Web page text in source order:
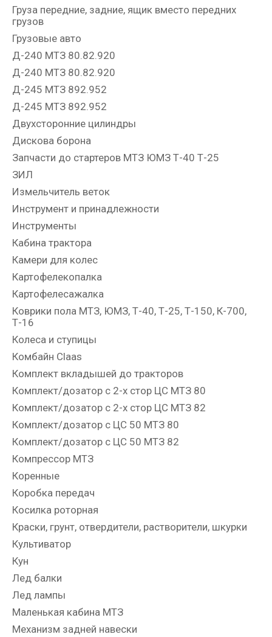
Груза передние, задние, ящик вместо передних
грузов
Грузовые авто
Д-240 МТЗ 80.82.920
Д-240 МТЗ 80.82.920
Д-245 МТЗ 892.952
Д-245 МТЗ 892.952
Двухсторонние цилиндры
Дискова борона
Запчасти до стартеров МТЗ ЮМЗ Т-40 Т-25
ЗИЛ
Измельчитель веток
Инструмент и принадлежности
Инструменты
Кабина трактора
Камери для колес
Картофелекопалка
Картофелесажалка
Коврики пола МТЗ, ЮМЗ, Т-40, Т-25, Т-150, К-700,
Т-16
Колеса и ступицы
Комбайн Claas
Комплект вкладышей до тракторов
Комплект/дозатор с 2-х стор ЦС МТЗ 80
Комплект/дозатор с 2-х стор ЦС МТЗ 82
Комплект/дозатор с ЦС 50 МТЗ 80
Комплект/дозатор с ЦС 50 МТЗ 82
Компрессор МТЗ
Коренные
Коробка передач
Косилка роторная
Краски, грунт, отвердители, растворители, шкурки
Культиватор
Кун
Лед балки
Лед лампы
Маленькая кабина МТЗ
Механизм задней навески